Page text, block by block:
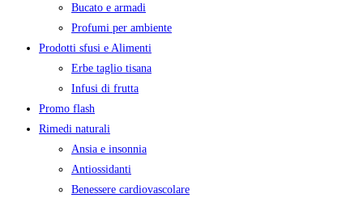
Bucato e armadi
Profumi per ambiente
Prodotti sfusi e Alimenti
Erbe taglio tisana
Infusi di frutta
Promo flash
Rimedi naturali
Ansia e insonnia
Antiossidanti
Benessere cardiovascolare